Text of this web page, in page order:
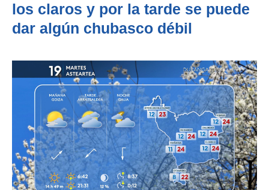
los claros y por la tarde se puede
dar algún chubasco débil